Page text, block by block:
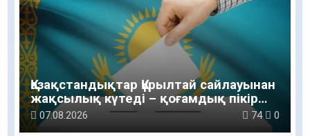
Қазақстандықтар Құрылтай сайлауынан
жақсылық күтеді – қоғамдық пікір
зерттеуі
07.08.2026 74 0